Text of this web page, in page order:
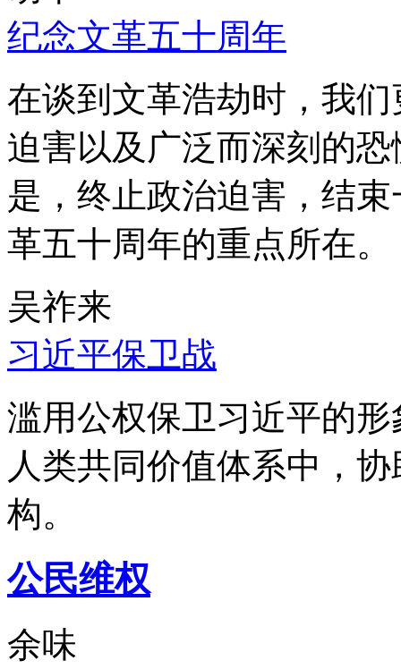
纪念文革五十周年
在谈到文革浩劫时，我
迫害以及广泛而深刻的
是，终止政治迫害，结
革五十周年的重点所在。
吴祚来
习近平保卫战
滥用公权保卫习近平的
人类共同价值体系中，
构。
公民维权
余味